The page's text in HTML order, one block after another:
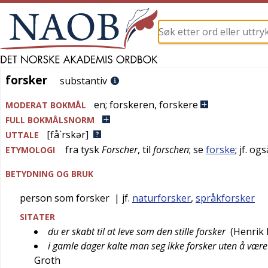
forsker
forsker substantiv
MODERAT BOKMÅL en; forskeren, forskere
FULL BOKMÅLSNORM
UTTALE
[få`rskər]
ETYMOLOGI fra tyskForscher, til forschen; se forske; jf.
BETYDNING OG BRUK
person som forsker | jf. naturforsker, språkforsker
SITATER
du er skabt til at leve som den stille forsker (Henrik
i gamle dager kalte man seg ikke forsker uten å
Groth